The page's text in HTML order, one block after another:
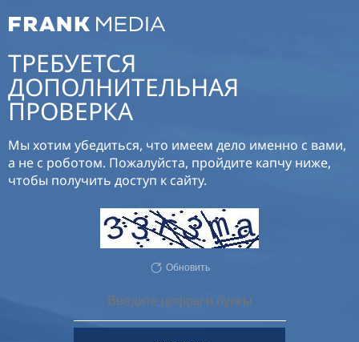
ТРЕБУЕТСЯ
ДОПОЛНИТЕЛЬНАЯ
ПРОВЕРКА
Мы хотим убедиться, что имеем дело именно с вами,
а не с роботом. Пожалуйста, пройдите капчу ниже,
чтобы получить доступ к сайту.
Обновить